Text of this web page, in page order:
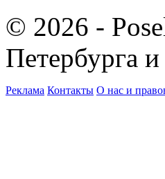
© 2026 -
Петербурга
Реклама Контакты О нас и